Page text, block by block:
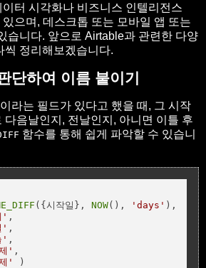
터 시각화나 비즈니스 인텔리전스
으며, 데스크톱 또는 모바일 앱 또는
습니다. 앞으로 Airtable과 관련한 다양
씩 정리해보겠습니다.
단하여 이름 붙이기
라는 필드가 있다고 했을 때, 그 시작
다음날인지, 전날인지, 아니면 이틀 후
함수를 통해 쉽게 파악할 수 있습니
({시작일}, NOW(), 'days' ),
' ,
' ,
' ,
' ,
' )